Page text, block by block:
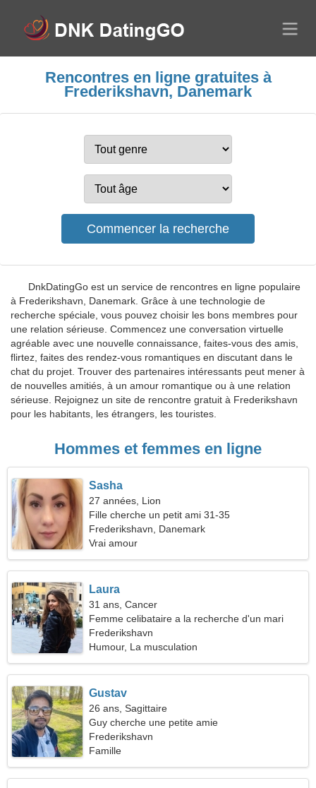
Rencontres en ligne gratuites à
Frederikshavn, Danemark
DnkDatingGo est un service de rencontres en ligne populaire
à Frederikshavn, Danemark. Grâce à une technologie de
recherche spéciale, vous pouvez choisir les bons membres pour
une relation sérieuse. Commencez une conversation virtuelle
agréable avec une nouvelle connaissance, faites-vous des amis,
flirtez, faites des rendez-vous romantiques en discutant dans le
chat du projet. Trouver des partenaires intéressants peut mener à
de nouvelles amitiés, à un amour romantique ou à une relation
sérieuse. Rejoignez un site de rencontre gratuit à Frederikshavn
pour les habitants, les étrangers, les touristes.
Hommes et femmes en ligne
Sasha
27 années, Lion
Fille cherche un petit ami 31-35
Frederikshavn, Danemark
Vrai amour
Laura
31 ans, Cancer
Femme celibataire a la recherche d'un mari
Frederikshavn
Humour, La musculation
Gustav
26 ans, Sagittaire
Guy cherche une petite amie
Frederikshavn
Famille